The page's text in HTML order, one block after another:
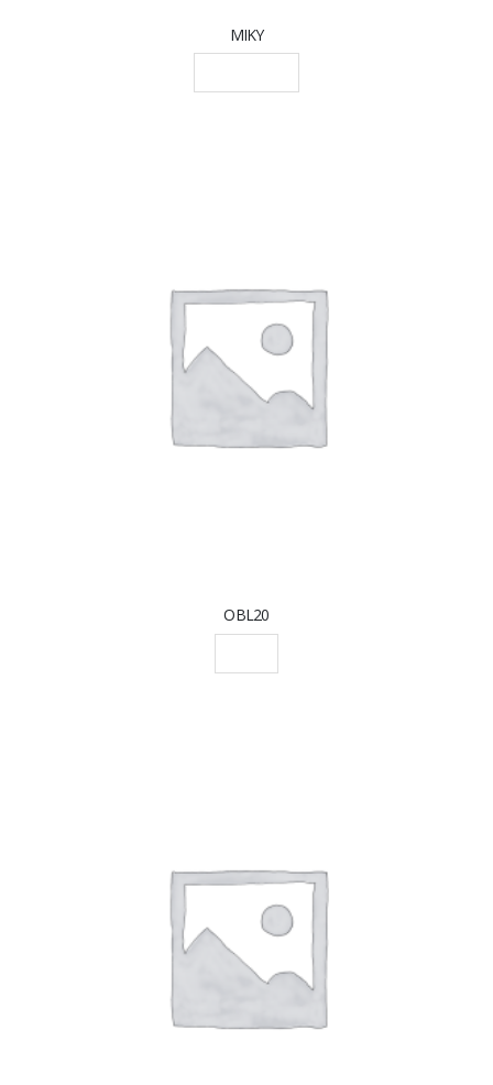
MIKY
OBL20